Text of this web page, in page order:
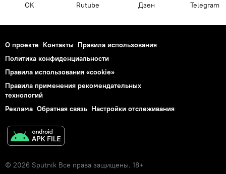
OK Rutube Дзен Telegram
О проекте Контакты Правила использования
Политика конфиденциальности
Правила использования «cookie»
Правила применения рекомендательных
технологий
Реклама Обратная связь Настройки отслеживания
© 2026 Sputnik Все права защищены. 18+